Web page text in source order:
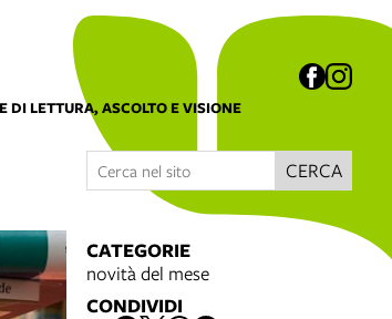
DI LETTURA, ASCOLTO E VISIONE
CERCA
CATEGORIE
novità del mese
CONDIVIDI